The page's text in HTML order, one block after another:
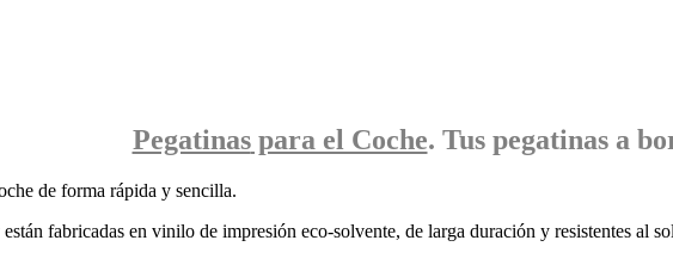
Pegatinaspara el Coche. Tus pegatinasa
de forma rápida y sencilla.
fabricadas en vinilo de impresión eco-solvente, de larga duración y resistentes